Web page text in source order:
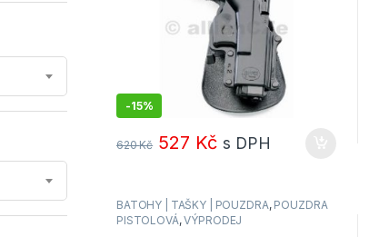
-15%
620Kč 527 Kč s DPH
BATOHY | TAŠKY | POUZDRA, POUZDRA
PISTOLOVÁ,VÝPRODEJ